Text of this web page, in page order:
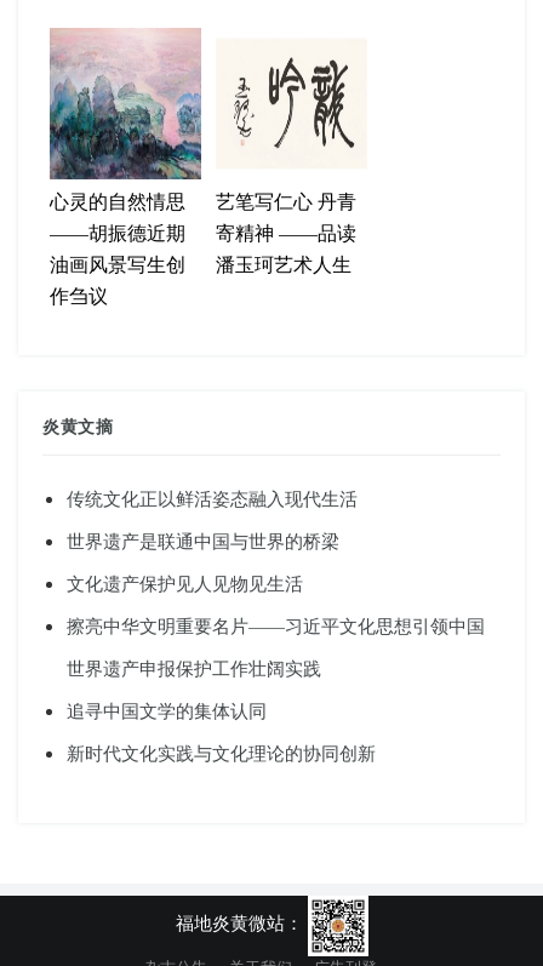
心灵的自然情思
——胡振德近期
油画风景写生创
作刍议
艺笔写仁心 丹青
寄精神 ——品读
潘玉珂艺术人生
炎黄文摘
传统文化正以鲜活姿态融入现代生活
世界遗产是联通中国与世界的桥梁
文化遗产保护见人见物见生活
擦亮中华文明重要名片——习近平文化思想引领中国
世界遗产申报保护工作壮阔实践
追寻中国文学的集体认同
新时代文化实践与文化理论的协同创新
福地炎黄微站：